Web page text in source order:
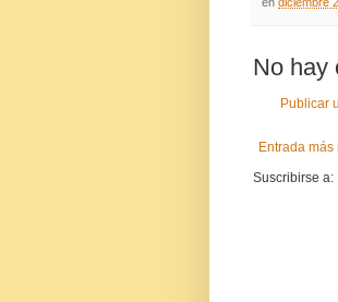
No hay
Publicar
Entrada más
Suscribirse a: